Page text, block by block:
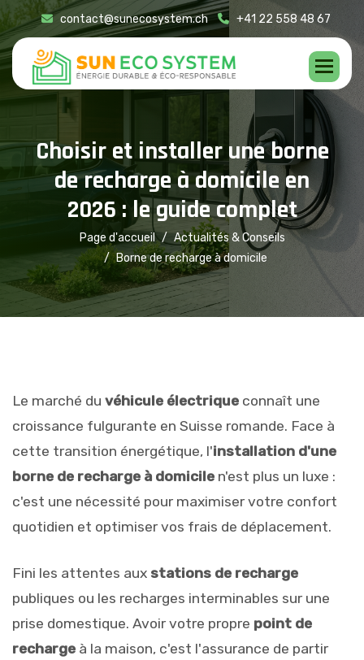
contact@sunecosystem.ch +41 22 558 48 67
Choisir et installer uneborne
derechargeàdomicile en
2026 : leguidecomplet
Page d'accueil
Actualités & Conseils
Borne de recharge à domicile
Le marché du véhicule électrique connaît une
croissance fulgurante en Suisse romande. Face à
cette transition énergétique, l'installation d'une
borne de recharge à domicile n'est plus un luxe :
c'est une nécessité pour maximiser votre confort
quotidien et optimiser vos frais de déplacement.
Fini les attentes aux stations de recharge
publiques ou les recharges interminables sur une
prise domestique. Avoir votre propre point de
recharge à la maison, c'est l'assurance de partir